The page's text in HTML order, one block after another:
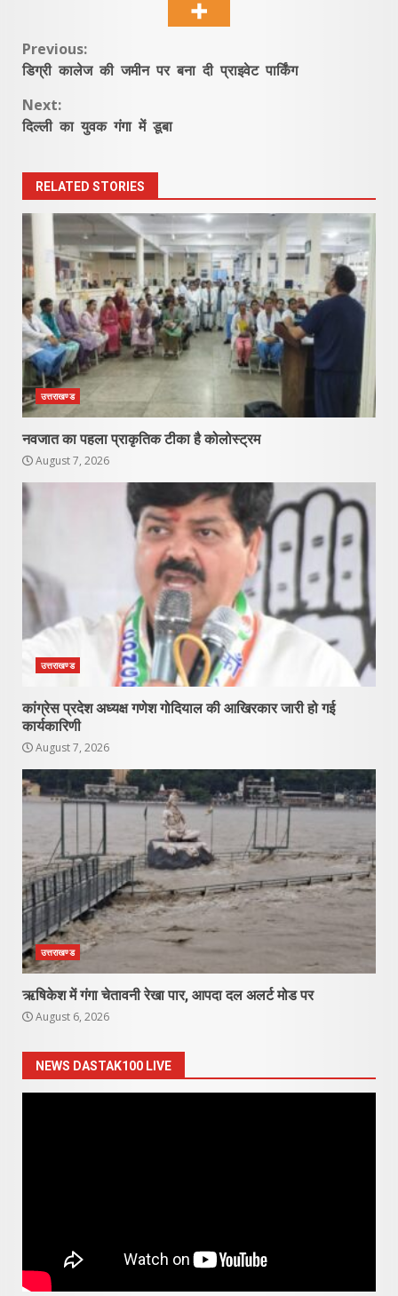
Continue
Reading
Previous:
डिग्री कालेज की जमीन पर बना दी प्राइवेट पार्किंग
Next:
दिल्ली का युवक गंगा में डूबा
RELATED STORIES
उत्तराखण्ड
नवजात का पहला प्राकृतिक टीका है कोलोस्ट्रम
August 7, 2026
उत्तराखण्ड
कांग्रेस प्रदेश अध्यक्ष गणेश गोदियाल की आखिरकार जारी हो गई
कार्यकारिणी
August 7, 2026
उत्तराखण्ड
ऋषिकेश में गंगा चेतावनी रेखा पार, आपदा दल अलर्ट मोड पर
August 6, 2026
NEWS DASTAK100 LIVE